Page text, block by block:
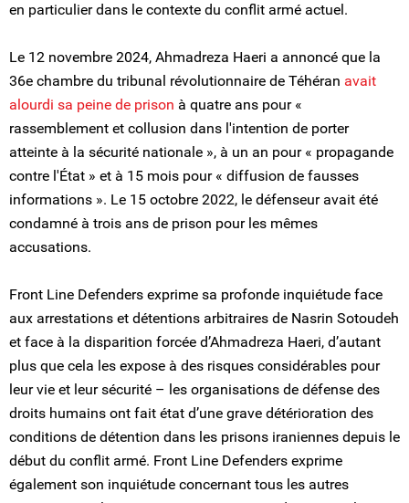
en particulier dans le contexte du conflit armé actuel.
Le 12 novembre 2024, Ahmadreza Haeri a annoncé que la
36e chambre du tribunal révolutionnaire de Téhéran avait
alourdi sa peine de prison à quatre ans pour «
rassemblement et collusion dans l'intention de porter
atteinte à la sécurité nationale », à un an pour « propagande
contre l'État » et à 15 mois pour « diffusion de fausses
informations ». Le 15 octobre 2022, le défenseur avait été
condamné à trois ans de prison pour les mêmes
accusations.
Front Line Defenders exprime sa profonde inquiétude face
aux arrestations et détentions arbitraires de Nasrin Sotoudeh
et face à la disparition forcée d’Ahmadreza Haeri, d’autant
plus que cela les expose à des risques considérables pour
leur vie et leur sécurité – les organisations de défense des
droits humains ont fait état d’une grave détérioration des
conditions de détention dans les prisons iraniennes depuis le
début du conflit armé. Front Line Defenders exprime
également son inquiétude concernant tous les autres